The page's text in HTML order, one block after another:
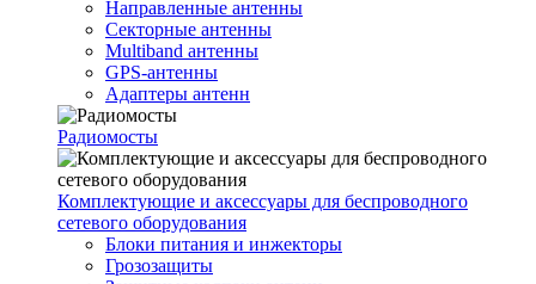
Направленные антенны
Секторные антенны
Multiband антенны
GPS-антенны
Адаптеры антенн
Радиомосты
Комплектующие и аксессуары для беспроводного
сетевого оборудования
Блоки питания и инжекторы
Грозозащиты